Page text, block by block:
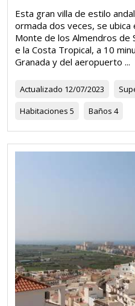
Esta gran villa de estilo
ormada dos veces, se ubica
Monte de los Almendros de
e la Costa Tropical, a 10
Granada y del aeropuerto ...
Actualizado 12/07/2023
Habitaciones 5 Baños 4